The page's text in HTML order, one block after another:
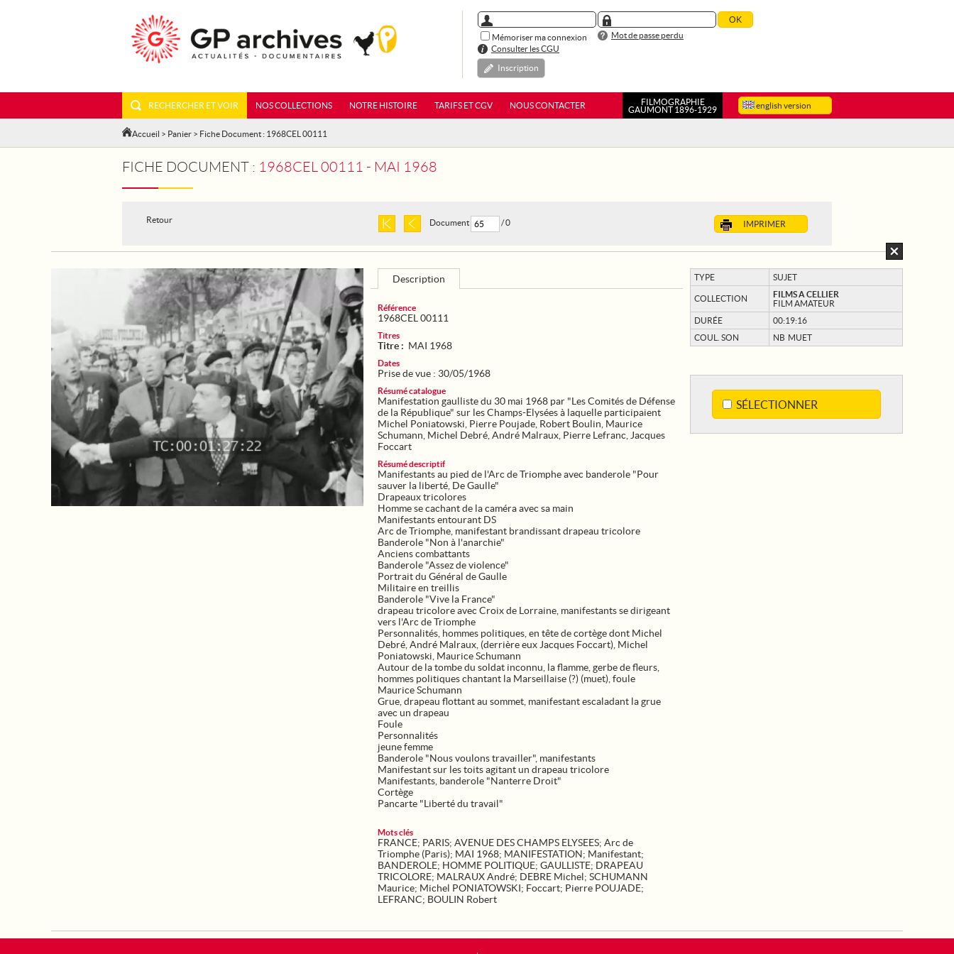
Mémoriser ma connexion
Mot de passe perdu
Consulter les CGU
Inscription
english version
RECHERCHER ET VOIR NOS COLLECTIONS NOTRE HISTOIRE TARIFS ET CGV NOUS CONTACTER
FILMOGRAPHIE
GAUMONT 1896-1929
Accueil > Panier > Fiche Document : 1968CEL 00111
FICHE DOCUMENT : 1968CEL 00111 - MAI 1968
Retour IMPRIMER
Document / 0
TYPE SUJET
COLLECTION
FILMS A CELLIER
FILM AMATEUR
DURÉE
00:19:16
COUL. SON
NB MUET
SÉLECTIONNER
Description
Référence
1968CEL 00111
Titres
Titre : MAI 1968
Dates
Prise de vue : 30/05/1968
Résumé catalogue
Manifestation gaulliste du 30 mai 1968 par "Les Comités de Défense
de la République" sur les Champs-Elysées à laquelle participaient
Michel Poniatowski, Pierre Poujade, Robert Boulin, Maurice
Schumann, Michel Debré, André Malraux, Pierre Lefranc, Jacques
Foccart
Résumé descriptif
Manifestants au pied de l'Arc de Triomphe avec banderole "Pour
sauver la liberté, De Gaulle"
Drapeaux tricolores
Homme se cachant de la caméra avec sa main
Manifestants entourant DS
Arc de Triomphe, manifestant brandissant drapeau tricolore
Banderole "Non à l'anarchie"
Anciens combattants
Banderole "Assez de violence"
Portrait du Général de Gaulle
Militaire en treillis
Banderole "Vive la France"
drapeau tricolore avec Croix de Lorraine, manifestants se dirigeant
vers l'Arc de Triomphe
Personnalités, hommes politiques, en tête de cortège dont Michel
Debré, André Malraux, (derrière eux Jacques Foccart), Michel
Poniatowski, Maurice Schumann
Autour de la tombe du soldat inconnu, la flamme, gerbe de fleurs,
hommes politiques chantant la Marseillaise (?) (muet), foule
Maurice Schumann
Grue, drapeau flottant au sommet, manifestant escaladant la grue
avec un drapeau
Foule
Personnalités
jeune femme
Banderole "Nous voulons travailler", manifestants
Manifestant sur les toits agitant un drapeau tricolore
Manifestants, banderole "Nanterre Droit"
Cortège
Pancarte "Liberté du travail"
Mots clés
FRANCE; PARIS; AVENUE DES CHAMPS ELYSEES; Arc de
Triomphe (Paris); MAI 1968; MANIFESTATION; Manifestant;
BANDEROLE; HOMME POLITIQUE; GAULLISTE; DRAPEAU
TRICOLORE; MALRAUX André; DEBRE Michel; SCHUMANN
Maurice; Michel PONIATOWSKI; Foccart; Pierre POUJADE;
LEFRANC; BOULIN Robert